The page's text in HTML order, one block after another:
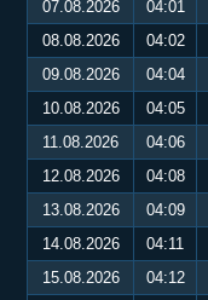
07.08.2026
04:01
08.08.2026
04:02
09.08.2026
04:04
10.08.2026
04:05
11.08.2026
04:06
12.08.2026
04:08
13.08.2026
04:09
14.08.2026
04:11
15.08.2026
04:12